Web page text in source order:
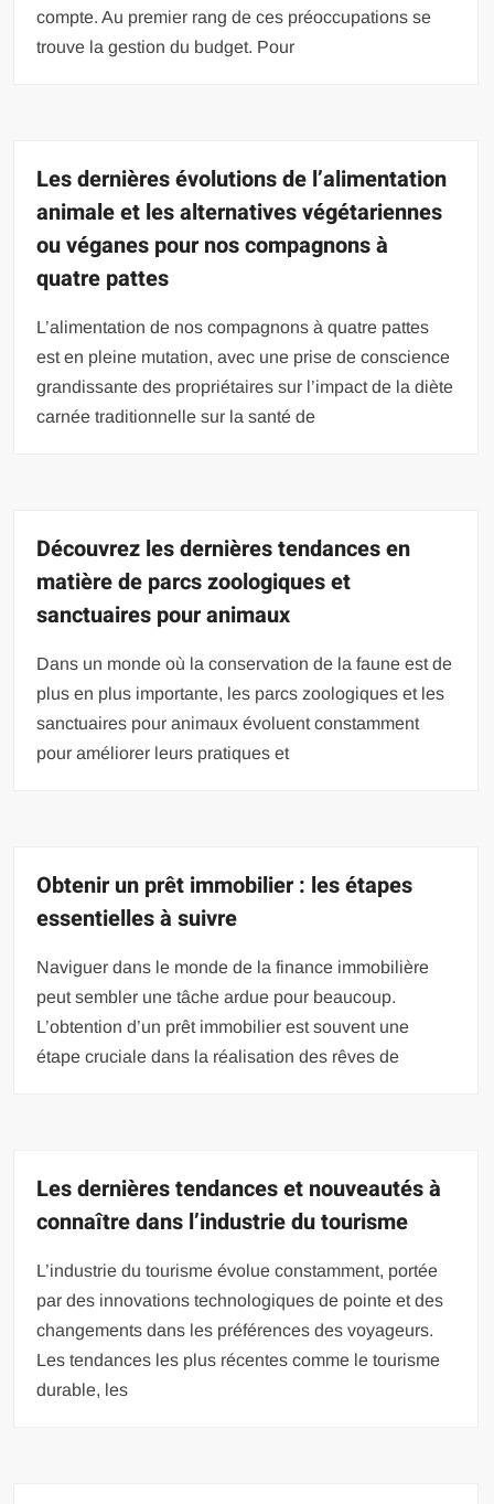
compte. Au premier rang de ces préoccupations se
trouve la gestion du budget. Pour
Les dernières évolutions de l’alimentation
animale et les alternatives végétariennes
ou véganes pour nos compagnons à
quatre pattes
L’alimentation de nos compagnons à quatre pattes
est en pleine mutation, avec une prise de conscience
grandissante des propriétaires sur l’impact de la diète
carnée traditionnelle sur la santé de
Découvrez les dernières tendances en
matière de parcs zoologiques et
sanctuaires pour animaux
Dans un monde où la conservation de la faune est de
plus en plus importante, les parcs zoologiques et les
sanctuaires pour animaux évoluent constamment
pour améliorer leurs pratiques et
Obtenir un prêt immobilier : les étapes
essentielles à suivre
Naviguer dans le monde de la finance immobilière
peut sembler une tâche ardue pour beaucoup.
L’obtention d’un prêt immobilier est souvent une
étape cruciale dans la réalisation des rêves de
Les dernières tendances et nouveautés à
connaître dans l’industrie du tourisme
L’industrie du tourisme évolue constamment, portée
par des innovations technologiques de pointe et des
changements dans les préférences des voyageurs.
Les tendances les plus récentes comme le tourisme
durable, les